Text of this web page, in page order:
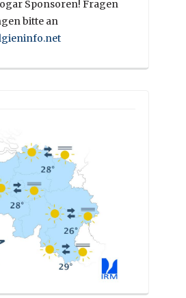
Sponsoren! Fragen
bitte an